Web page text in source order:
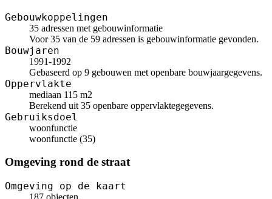
Gebouwkoppelingen
35 adressen met gebouwinformatie
Voor 35 van de 59 adressen is gebouwinformatie gevonden.
Bouwjaren
1991-1992
Gebaseerd op 9 gebouwen met openbare bouwjaargegevens.
Oppervlakte
mediaan 115 m2
Berekend uit 35 openbare oppervlaktegegevens.
Gebruiksdoel
woonfunctie
woonfunctie (35)
Omgeving rond de straat
Omgeving op de kaart
187 objecten